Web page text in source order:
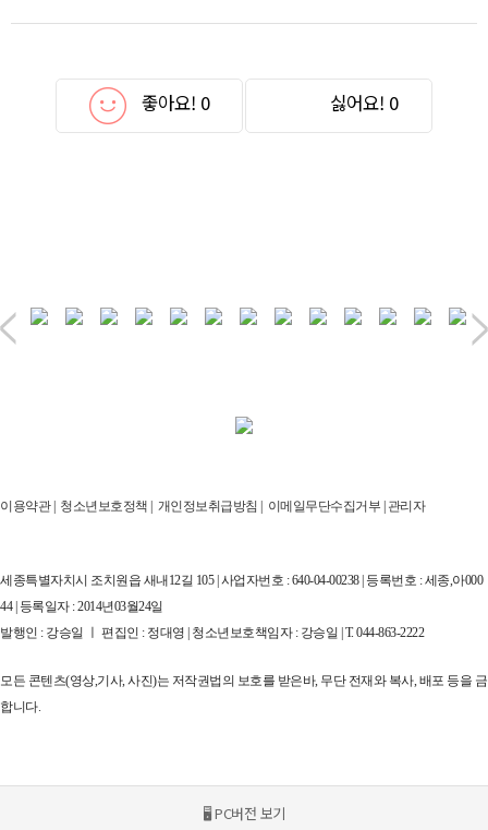
좋아요! 0 싫어요! 0
이용약관| 청소년보호정책 | 개인정보취급방침 | 이메일무단수집거부 | 관리자
세종특별자치시 조치원읍 새내12길 105 | 사업자번호 : 640-04-00238 | 등록번호 : 세종,아000
44 | 등록일자 : 2014년03월24일
발행인 : 강승일 ㅣ 편집인 : 정대영 | 청소년보호책임자 : 강승일 | T. 044-863-2222
모든 콘텐츠(영상,기사, 사진)는 저작권법의 보호를 받은바, 무단 전재와 복사, 배포 등을 금
합니다.
🖥 PC버전 보기